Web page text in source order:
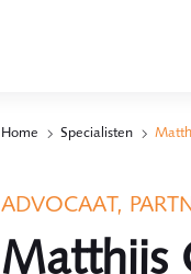
Home Specialisten
ADVOCAAT,
Matthijs